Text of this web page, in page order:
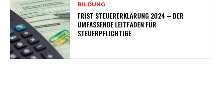
BILDUNG
FRIST STEUERERKLÄRUNG 2024 – DER
UMFASSENDE LEITFADEN FÜR
STEUERPFLICHTIGE